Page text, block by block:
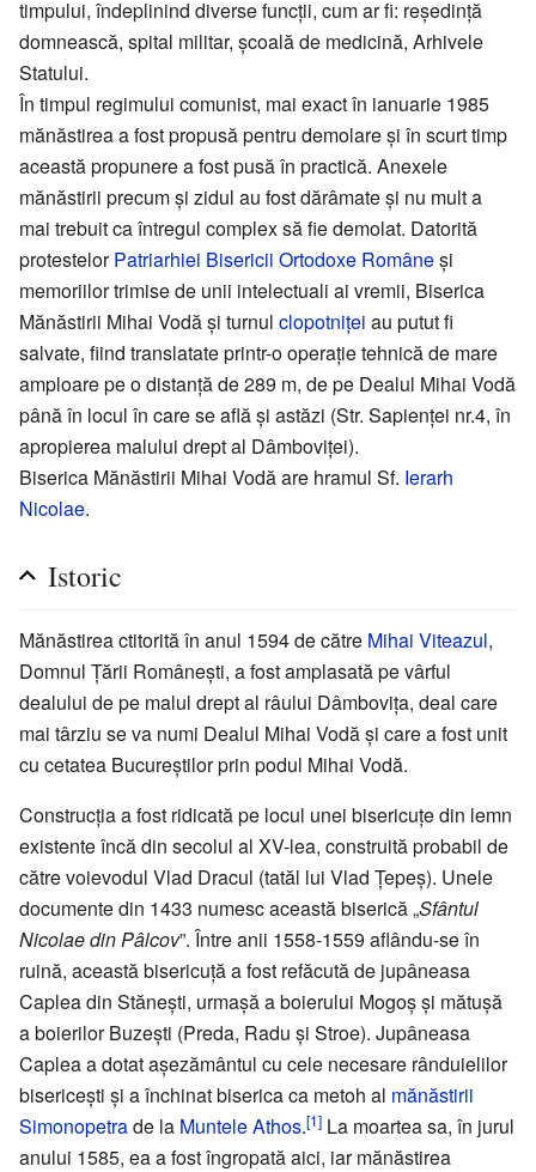
timpului, îndeplinind diverse funcții, cum ar fi: reședință
domnească, spital militar, școală de medicină, Arhivele
Statului.
În timpul regimului comunist, mai exact în ianuarie 1985
mănăstirea a fost propusă pentru demolare și în scurt timp
această propunere a fost pusă în practică. Anexele
mănăstirii precum și zidul au fost dărâmate și nu mult a
mai trebuit ca întregul complex să fie demolat. Datorită
protestelorPatriarhiei Bisericii Ortodoxe Româneși
memoriilor trimise de unii intelectuali ai vremii, Biserica
Mănăstirii Mihai Vodă și turnul clopotniței au putut fi
salvate, fiind translatate printr-o operație tehnică de mare
amploare pe o distanță de 289 m, de pe Dealul Mihai Vodă
până în locul în care se află și astăzi (Str. Sapienței nr.4, în
apropierea malului drept al Dâmboviței).
Biserica Mănăstirii Mihai Vodă are hramul Sf. Ierarh
Nicolae.
Istoric
Mănăstirea ctitorită în anul 1594 de către Mihai Viteazul,
Domnul Țării Românești, a fost amplasată pe vârful
dealului de pe malul drept al râului Dâmbovița, deal care
mai târziu se va numi Dealul Mihai Vodă și care a fost unit
cu cetatea Bucureștilor prin podul Mihai Vodă.
Construcția a fost ridicată pe locul unei bisericuțe din lemn
existente încă din secolul al XV-lea, construită probabil de
către voievodul Vlad Dracul (tatăl lui Vlad Țepeș). Unele
documente din 1433 numesc această biserică „Sfântul
Nicolae din Pâlcov”. Între anii 1558-1559 aflându-se în
ruină, această bisericuță a fost refăcută de jupâneasa
Caplea din Stănești, urmașă a boierului Mogoș și mătușă
a boierilor Buzești (Preda, Radu și Stroe). Jupâneasa
Caplea a dotat așezământul cu cele necesare rânduielilor
bisericești și a închinat biserica ca metoh al mănăstirii
Simonopetrade la Muntele Athos.[1] La moartea sa, în jurul
anului 1585, ea a fost îngropată aici, iar mănăstirea